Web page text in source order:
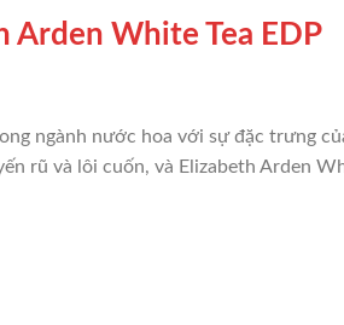
Arden White Tea EDP
ngành nước hoa với sự đặc trưng
rũ và lôi cuốn, và Elizabeth Arden